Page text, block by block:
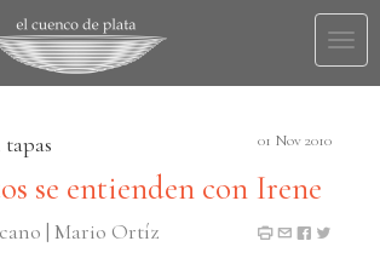
01 Nov 2010
se entienden con Irene
| Mario Ortíz